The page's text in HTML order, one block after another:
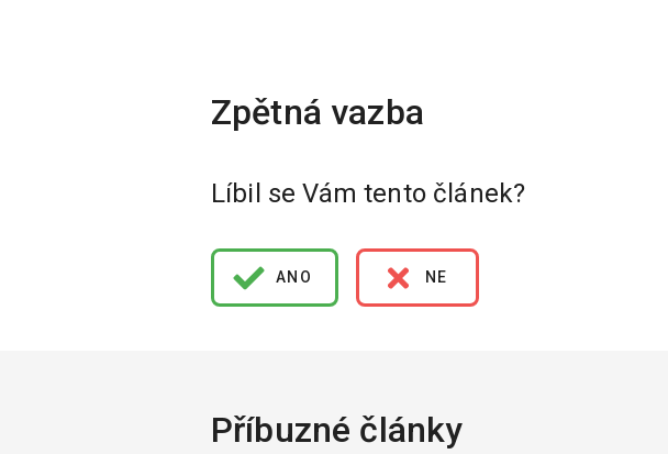
Líbil se Vám tento článek?
ANO NE
Příbuzné články